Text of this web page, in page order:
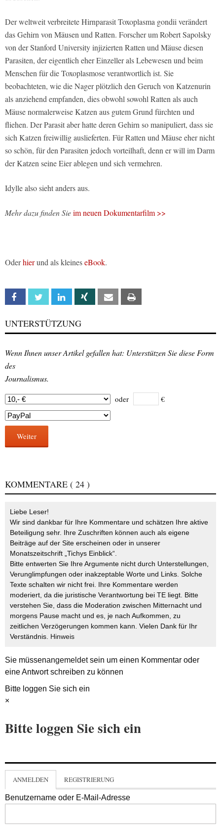
Der weltweit verbreitete Hirnparasit Toxoplasma gondii verändert
das Gehirn von Mäusen und Ratten. Forscher um Robert Sapolsky
von der Stanford University injizierten Ratten und Mäuse diesen
Parasiten, der eigentlich eher Einzeller als Lebewesen und beim
Menschen für die Toxoplasmose verantwortlich ist. Sie
beobachteten, wie die Nager plötzlich den Geruch von Katzenurin
als anziehend empfanden, dies obwohl sowohl Ratten als auch
Mäuse normalerweise Katzen aus gutem Grund fürchten und
fliehen. Der Parasit aber hatte deren Gehirn so manipuliert, dass sie
sich Katzen freiwillig auslieferten. Für Ratten und Mäuse eher nicht
so schön, für den Parasiten jedoch vorteilhaft, denn er will im Darm
der Katzen seine Eier ablegen und sich vermehren.
Idylle also sieht anders aus.
Mehr dazu finden Sieim neuen Dokumentarfilm >>
Oderhierund als kleineseBook.
Facebook Twitter Linkedin Xing Email
UNTERSTÜTZUNG
Wenn Ihnen unser Artikel gefallen hat: Unterstützen Sie diese Form
des
Journalismus.
oder €
Weiter
KOMMENTARE ( 24 )
Liebe Leser!
Wir sind dankbar für Ihre Kommentare und schätzen Ihre aktive
Beteiligung sehr. Ihre Zuschriften können auch als eigene
Beiträge auf der Site erscheinen oder in unserer
Monatszeitschrift „Tichys Einblick“.
Bitte entwerten Sie Ihre Argumente nicht durch Unterstellungen,
Verunglimpfungen oder inakzeptable Worte und Links. Solche
Texte schalten wir nicht frei. Ihre Kommentare werden
moderiert, da die juristische Verantwortung bei TE liegt. Bitte
verstehen Sie, dass die Moderation zwischen Mitternacht und
morgens Pause macht und es, je nach Aufkommen, zu
zeitlichen Verzögerungen kommen kann. Vielen Dank für Ihr
Verständnis. Hinweis
Sie müssenangemeldetsein um einen Kommentar oder
eine Antwort schreiben zu können
Bitte loggen Sie sich ein
×
Bitte loggen Sie sich ein
ANMELDEN REGISTRIERUNG
Benutzername oder E-Mail-Adresse